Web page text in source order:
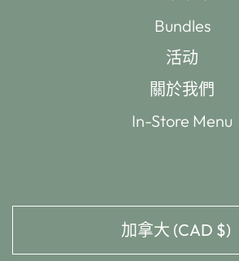
Bundles
活动
關於我們
In-Store Menu
加拿大 (CAD $)